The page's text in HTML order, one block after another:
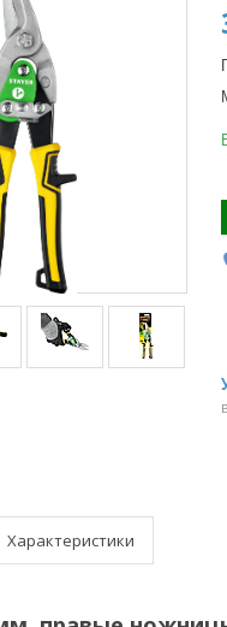
Характеристики